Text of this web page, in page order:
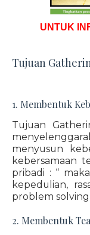
UNTUK
Tujuan
1. Membentuk
Tujuan
menyusun
kebersamaan
pribadi : “
kepedulian,
problem solving
2. Membentuk